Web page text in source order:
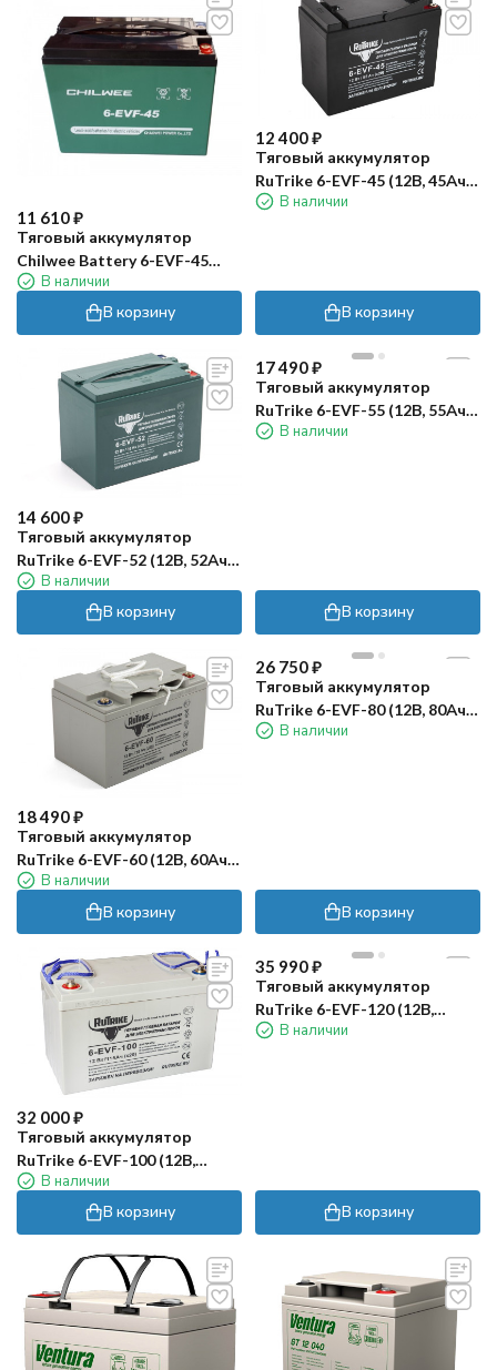
11 610₽
Тяговый аккумулятор
Chilwee Battery 6-EVF-45
(12В, 47А/ч)
В наличии
В корзину
12 400₽
Тяговый аккумулятор
RuTrike 6-EVF-45 (12В, 45Ач,
Gel)В наличии
В корзину
14 600₽
Тяговый аккумулятор
RuTrike 6-EVF-52 (12В, 52Ач,
Gel)В наличии
В корзину
17 490₽
Тяговый аккумулятор
RuTrike 6-EVF-55 (12В, 55Ач,
Gel)В наличии
В корзину
18 490₽
Тяговый аккумулятор
RuTrike 6-EVF-60 (12В, 60Ач,
Gel)В наличии
В корзину
26 750₽
Тяговый аккумулятор
RuTrike 6-EVF-80 (12В, 80Ач,
Gel)В наличии
В корзину
32 000₽
Тяговый аккумулятор
RuTrike 6-EVF-100 (12В,
100Ач, Gel)
В наличии
В корзину
35 990₽
Тяговый аккумулятор
RuTrike 6-EVF-120 (12В,
120Ач, Gel)
В наличии
В корзину